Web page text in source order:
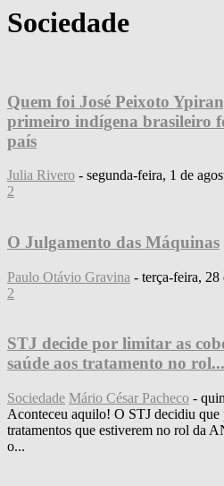
Sociedade
Quem foi José Peixoto
primeiro indígena brasileiro
país
Julia Rivero - segunda-feira, 1 de
2
O Julgamento das Máquinas
Paulo Otávio Gravina - terça-feira, 28
2
STJ decide por limitar as
saúde aos tratamento no rol...
Sociedade Mário César Pacheco -
Aconteceu aquilo! O STJ decidiu que
tratamentos que estiverem no rol da
o...